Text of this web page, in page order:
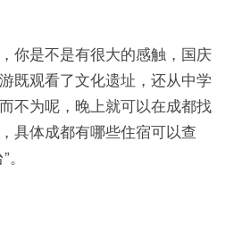
你是不是有很大的感触，国庆
既观看了文化遗址，还从中学
不为呢，晚上就可以在成都找
具体成都有哪些住宿可以查